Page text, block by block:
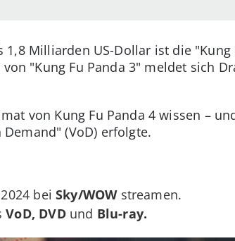
Milliarden US-Dollar ist die "Kung
"Kung Fu Panda 3" meldet sich
von Kung Fu Panda 4 wissen –
(VoD) erfolgte.
2024 beiSky/WOWstreamen.
VoD, DVD und Blu-ray.